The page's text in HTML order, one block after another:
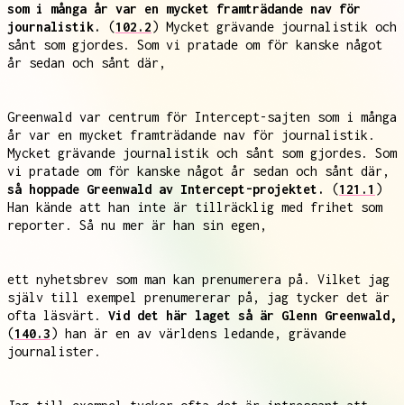
som i många år var en mycket framträdande nav för
journalistik.
(102.2) Mycket grävande journalistik och
sånt som gjordes. Som vi pratade om för kanske något
år sedan och sånt där,
Greenwald var centrum för Intercept-sajten som i många
år var en mycket framträdande nav för journalistik.
Mycket grävande journalistik och sånt som gjordes. Som
vi pratade om för kanske något år sedan och sånt där,
så hoppade Greenwald av Intercept-projektet.
(121.1 )
Han kände att han inte är tillräcklig med frihet som
reporter. Så nu mer är han sin egen,
ett nyhetsbrev som man kan prenumerera på. Vilket jag
själv till exempel prenumererar på, jag tycker det är
ofta läsvärt. Vid det här laget så är Glenn Greenwald,
(140.3) han är en av världens ledande, grävande
journalister.